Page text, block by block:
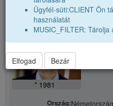
Nagy István
* 1981
Ország:Németország
Ügyfél-süti:CLIENT Ön
használatát
MUSIC_FILTER:
Elfogad Bezár